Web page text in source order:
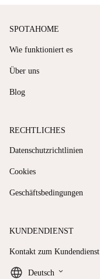
SPOTAHOME
Wie funktioniert es
Über uns
Blog
RECHTLICHES
Datenschutzrichtlinien
Cookies
Geschäftsbedingungen
KUNDENDIENST
Kontakt zum Kundendienst
Deutsch keyboard_arrow_down